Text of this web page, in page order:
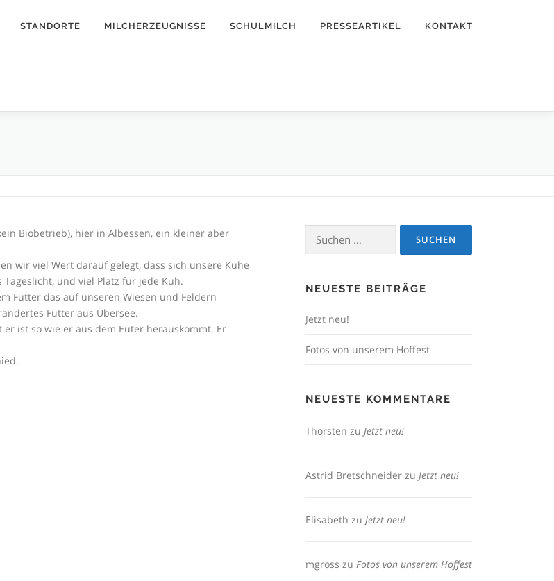
STANDORTE MILCHERZEUGNISSE SCHULMILCH PRESSEARTIKEL KONTAKT
Biobetrieb), hier in Albessen, ein kleiner aber
wir viel Wert darauf gelegt, dass sich unsere Kühe
und viel Platz für jede Kuh.
Futter das auf unseren Wiesen und Feldern
Futter aus Übersee.
ist so wie er aus dem Euter herauskommt. Er
Suchen
nach:
NEUESTE BEITRÄGE
Jetzt neu!
Fotos von unserem Hoffest
NEUESTE KOMMENTARE
Thorsten zu Jetzt neu!
Astrid Bretschneider zu Jetzt neu!
Elisabeth zu Jetzt neu!
mgross zu Fotos von unserem Hoffest